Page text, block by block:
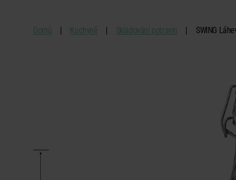
Domů Kuchyně Skladování potravin SWING